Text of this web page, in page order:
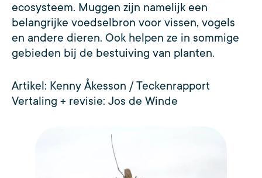
ecosysteem. Muggen zijn namelijk een
belangrijke voedselbron voor vissen, vogels
en andere dieren. Ook helpen ze in sommige
gebieden bij de bestuiving van planten.
Artikel: Kenny Åkesson / Teckenrapport
Vertaling + revisie: Jos de Winde